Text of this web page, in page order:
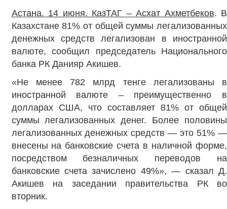
Астана. 14 июня. КазТАГ – Асхат Ахметбеков. В
Казахстане 81% от общей суммы легализованных
денежных средств легализован в иностранной
валюте, сообщил председатель Национального
банка РК Данияр Акишев.
«Не менее 782 млрд тенге легализованы в
иностранной валюте – преимущественно в
долларах США, что составляет 81% от общей
суммы легализованных денег. Более половины
легализованных денежных средств — это 51% —
внесены на банковские счета в наличной форме,
посредством безналичных переводов на
банковские счета зачислено 49%», — сказал Д.
Акишев на заседании правительства РК во
вторник.